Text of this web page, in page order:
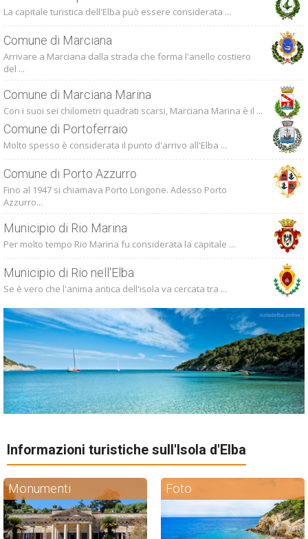
La capitale turistica dell'Elba può essere considerata ...
Comune di Marciana
Arrivare a Marciana dalla strada che forma l'anello costiero
del ...
Comune di Marciana Marina
Con i suoi sei chilometri quadrati scarsi, Marciana Marina è il ...
Comune di Portoferraio
Molto spesso è considerata il punto d'arrivo all'Elba ...
Comune di Porto Azzurro
Fino al 1947 si chiamava Porto Longone. Adesso Porto
Azzurro...
Municipio di Rio Marina
Per molto tempo Rio Marina fu considerata la capitale ...
Municipio di Rio nell'Elba
Se è vero che l'anima antica dell'isola va cercata tra ...
Informazioni turistiche sull'Isola d'Elba
Monumenti Foto